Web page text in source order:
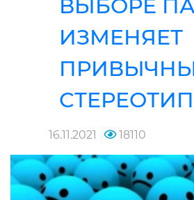
ВЫБОРЕ
ИЗМЕНЯЕТ
16.11.2021 18110